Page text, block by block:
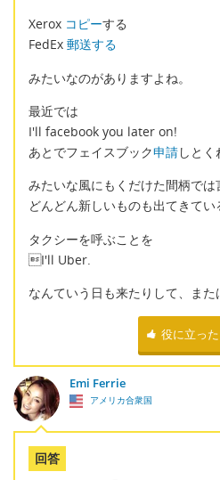
Xerox コピーする
FedEx 郵送する
みたいなのがありますよね。
最近では
I'll facebook you later on!
あとでフェイスブック申請しとく
みたいな風にもくだけた間柄では
どんどん新しいものも出てきてい
タクシーを呼ぶことを
I'll Uber.
なんていう日も来たりして、また
役に立った
Emi Ferrie
アメリカ合衆国
回答